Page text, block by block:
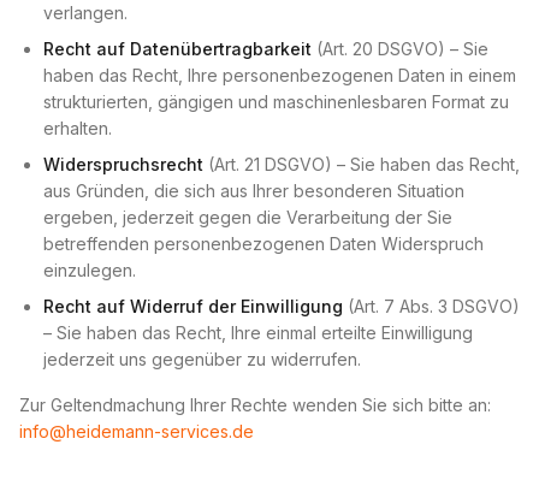
verlangen.
Recht auf Datenübertragbarkeit (Art. 20 DSGVO) – Sie
haben das Recht, Ihre personenbezogenen Daten in einem
strukturierten, gängigen und maschinenlesbaren Format zu
erhalten.
Widerspruchsrecht (Art. 21 DSGVO) – Sie haben das Recht,
aus Gründen, die sich aus Ihrer besonderen Situation
ergeben, jederzeit gegen die Verarbeitung der Sie
betreffenden personenbezogenen Daten Widerspruch
einzulegen.
Recht auf Widerruf der Einwilligung (Art. 7 Abs. 3 DSGVO)
– Sie haben das Recht, Ihre einmal erteilte Einwilligung
jederzeit uns gegenüber zu widerrufen.
Zur Geltendmachung Ihrer Rechte wenden Sie sich bitte an:
info@heidemann-services.de